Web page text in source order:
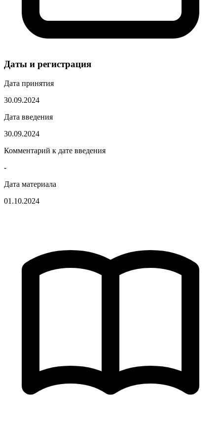
Даты и регистрация
Дата принятия
30.09.2024
Дата введения
30.09.2024
Комментарий к дате введения
-
Дата материала
01.10.2024